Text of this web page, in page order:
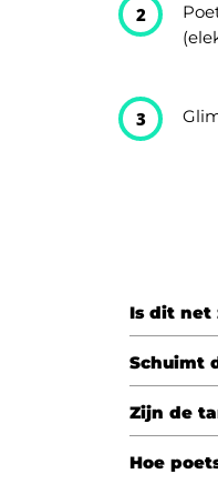
2
3
Is dit net
Schuimt
Zijn de
Hoe